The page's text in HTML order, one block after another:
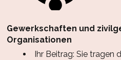
Gewerkschaften und
Organisationen
Ihr Beitrag: Sie tragen